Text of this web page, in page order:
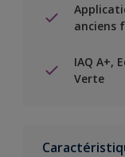
anciens
IAQ A+,
Verte